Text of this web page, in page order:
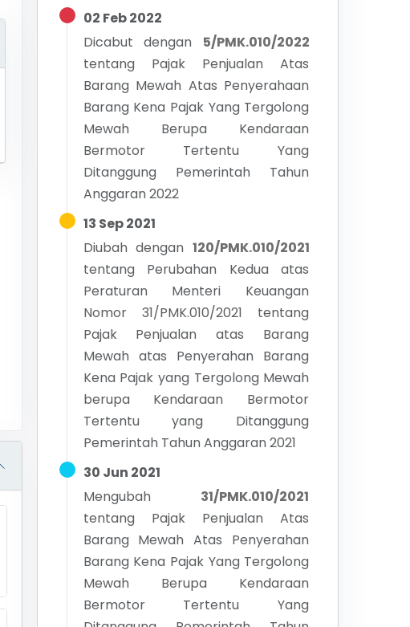
02 Feb 2022
Dicabut dengan
5/PMK.010/2022
tentang Pajak Penjualan Atas
Barang Mewah Atas Penyerahaan
Barang Kena Pajak Yang Tergolong
Mewah Berupa Kendaraan
Bermotor Tertentu Yang
Ditanggung Pemerintah Tahun
Anggaran 2022
13 Sep 2021
Diubah dengan 120/PMK.010/2021
tentang Perubahan Kedua atas
Peraturan Menteri Keuangan
Nomor 31/PMK.010/2021 tentang
Pajak Penjualan atas Barang
Mewah atas Penyerahan Barang
Kena Pajak yang Tergolong Mewah
berupa Kendaraan Bermotor
Tertentu yang Ditanggung
Pemerintah Tahun Anggaran 2021
30 Jun 2021
Mengubah
31/PMK.010/2021
tentang Pajak Penjualan Atas
Barang Mewah Atas Penyerahan
Barang Kena Pajak Yang Tergolong
Mewah Berupa Kendaraan
Bermotor Tertentu Yang